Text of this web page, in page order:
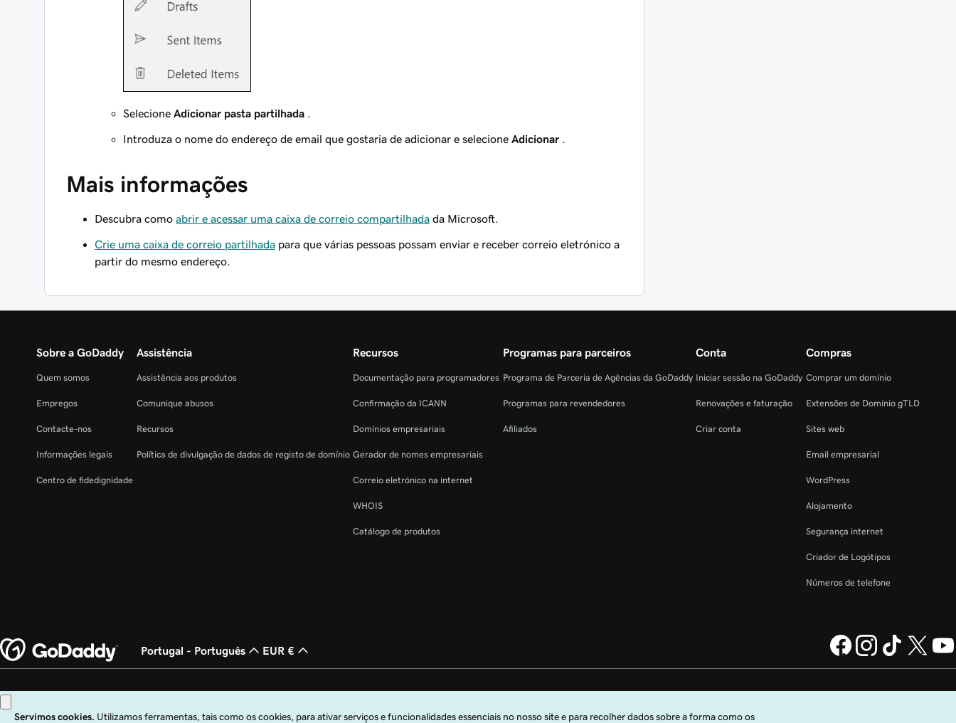
Selecione Adicionar pasta partilhada .
Introduza o nome do endereço de email que gostaria de adicionar e selecione Adicionar .
Mais informações
Descubra como abrir e acessar uma caixa de correio compartilhada da Microsoft.
Crie uma caixa de correio partilhada para que várias pessoas possam enviar e receber correio eletrónico a
partir do mesmo endereço.
Sobre a GoDaddy
Quem somos
Empregos
Contacte-nos
Informações legais
Centro de fidedignidade
Assistência
Assistência aos produtos
Comunique abusos
Recursos
Política de divulgação de dados de registo de domínio
Recursos
Documentação para programadores
Confirmação da ICANN
Domínios empresariais
Gerador de nomes empresariais
Correio eletrónico na internet
WHOIS
Catálogo de produtos
Programas para parceiros
Programa de Parceria de Agências da GoDaddy
Programas para revendedores
Afiliados
Conta
Iniciar sessão na GoDaddy
Renovações e faturação
Criar conta
Compras
Comprar um domínio
Extensões de Domínio gTLD
Sites web
Email empresarial
WordPress
Alojamento
Segurança internet
Criador de Logótipos
Números de telefone
Portugal - Português EUR €
Copyright © 1999 – 2026 GoDaddy Operating Company, LLC. Todos os direitos reservados. A marca nominativa GoDaddy é uma marca comercial registada da GoDaddy
Operating Company, LLC nos EUA e noutros países. O logótipo "GO" é uma marca comercial registada da GoDaddy.com, LLC nos EUA.